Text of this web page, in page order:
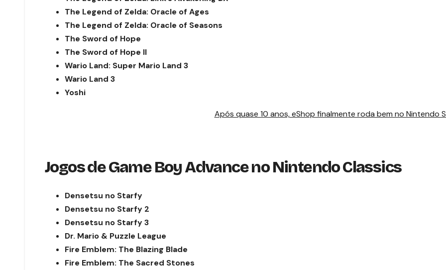
The Legend of Zelda: Oracle of Ages
The Legend of Zelda: Oracle of Seasons
The Sword of Hope
The Sword of Hope II
Wario Land: Super Mario Land 3
Wario Land 3
Yoshi
Após quase 10 anos, eShop finalmente roda bem no Nintendo
Jogos de Game Boy Advance no Nintendo Classics
Densetsu no Starfy
Densetsu no Starfy 2
Densetsu no Starfy3
Dr. Mario & Puzzle League
Fire Emblem: The Blazing Blade
Fire Emblem: The Sacred Stones